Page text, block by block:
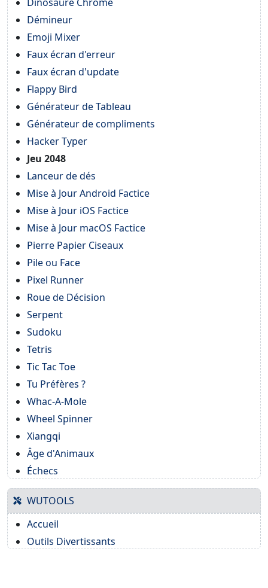
Démineur
Emoji Mixer
Faux écran d'erreur
Faux écran d'update
Flappy Bird
Générateur de Tableau
Générateur de compliments
Hacker Typer
Jeu 2048
Lanceur de dés
Mise à Jour Android Factice
Mise à Jour iOS Factice
Mise à Jour macOS Factice
Pierre Papier Ciseaux
Pile ou Face
Pixel Runner
Roue de Décision
Serpent
Sudoku
Tetris
Tic Tac Toe
Tu Préfères ?
Whac-A-Mole
Wheel Spinner
Xiangqi
Âge d'Animaux
Échecs
WUTOOLS
Accueil
Outils Divertissants